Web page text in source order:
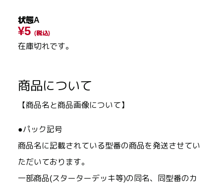
状態A
¥5 (税込)
在庫切れです。
商品について
【商品名と商品画像について】
●パック記号
商品名に記載されている型番の商品を発送させてい
ただいております。
一部商品(スターターデッキ等)の同名、同型番のカ